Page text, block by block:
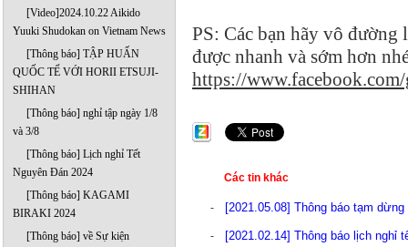
[Video]2024.10.22 Aikido
Yuuki Shudokan on Vietnam News
[Thông báo] TẬP HUẤN
QUỐC TẾ VỚI HORII ETSUJI-
SHIHAN
[Thông báo] nghỉ tập ngày 1/8
và 3/8
[Thông báo] Lịch nghỉ Tết
Nguyên Đán 2024
[Thông báo] KAGAMI
BIRAKI 2024
[Thông báo] về Sự kiện
PS: Các bạn hãy vô
được nhanh và sớm hơn
https://
Các tin khác
- [2021.05.08] Thông báo tạm
- [2021.02.14] Thông báo lịch nghỉ